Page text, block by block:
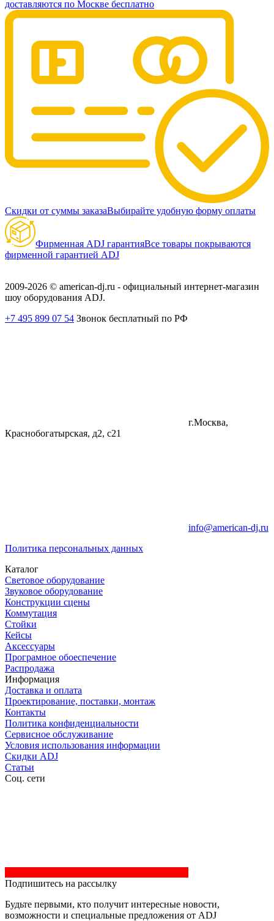
доставляются по Москве бесплатно
Скидки от суммы заказаВыбирайте удобную форму оплаты
Фирменная ADJ гарантияВсе товары покрываются
фирменной гарантией ADJ
2009-2026 © american-dj.ru - официальный интернет-магазин
шоу оборудования ADJ.
+7 495 899 07 54 Звонок бесплатный по РФ
г.Москва,
Краснобогатырская, д2, с21
info@american-dj.ru
Политика персональных данных
Каталог
Световое оборудование
Звуковое оборудование
Конструкции сцены
Коммутация
Стойки
Кейсы
Аксессуары
Програмное обоеспечение
Распродажа
Информация
Доставка и оплата
Проектирование, поставки, монтаж
Контакты
Политика конфиденциальности
Сервисное обслуживание
Условия использования информации
Скидки ADJ
Статьи
Соц. сети
Подпишитесь на рассылку
Будьте первыми, кто получит интересные новости,
возможности и специальные предложения от ADJ